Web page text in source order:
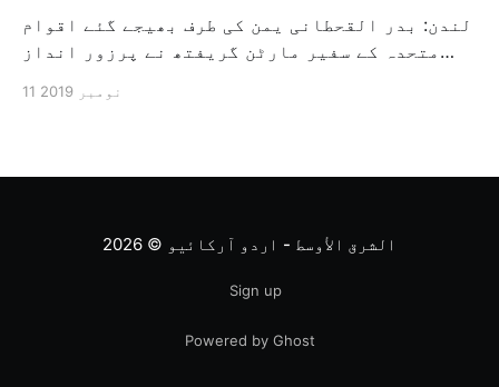
لندن: بدر القحطانی یمن کی طرف بھیجے گئے اقوام
متحدہ کے سفیر مارٹن گریفتھ نے پرزور انداز
ثالثی اور اس کشمکش کی حدبندی کرنے کے لئے ایک
11 نومبر 2019
الشرق الأوسط - اردو آرکائیو © 2026
Sign up
Powered by Ghost